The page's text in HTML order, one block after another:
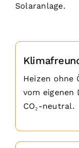
Solaranlage.
Heizen ohne
vom eigenen
CO₂-neutral.